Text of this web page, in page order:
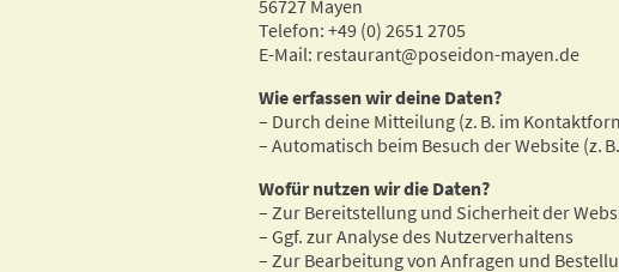
56727 Mayen
Telefon: +49 (0) 2651 2705
E-Mail: restaurant@poseidon-mayen.de
Wie erfassen wir deine Daten?
– Durch deine Mitteilung (z. B. im
– Automatisch beim Besuch der Website (z.
Wofür nutzen wir die Daten?
– Zur Bereitstellung und Sicherheit der
– Ggf. zur Analyse des Nutzerverhaltens
– Zur Bearbeitung von Anfragen und